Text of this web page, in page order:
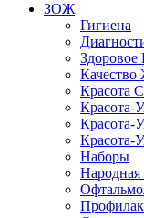
ЗОЖ
Гигиена
Здоровое
Качество
Красота
Красота-
Красота-
Красота-
Наборы